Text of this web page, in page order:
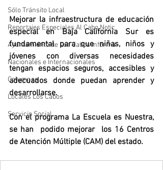
Sólo Tránsito Local
Reportajes Especiales Al Cabo Notic
Ayuntamiento de Los Cabos Informa
Nacionales e Internacionales
Columnas
Locales Los Cabos
Servicio Social
Mejorar la infraestructura de educación
especial en Baja California Sur es
fundamental para que niñas, niños y
jóvenes con diversas necesidades
tengan espacios seguros, accesibles y
adecuados donde puedan aprender y
desarrollarse.
Con el programa La Escuela es Nuestra,
se han  podido mejorar  los 16 Centros
de Atención Múltiple (CAM) del estado.